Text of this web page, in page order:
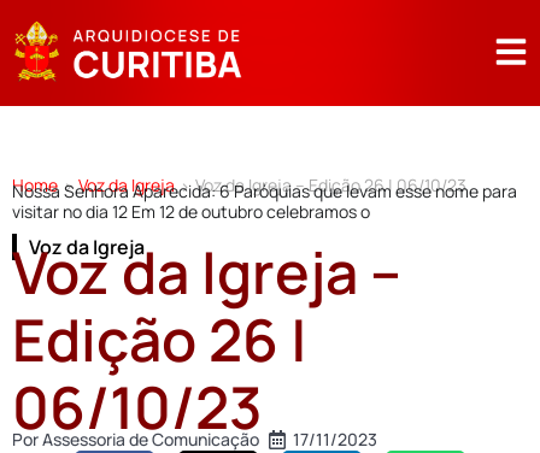
Home > Voz da Igreja > Voz da Igreja – Edição 26 | 06/10/23
Nossa Senhora Aparecida: 6 Paróquias que levam esse nome para
visitar no dia 12 Em 12 de outubro celebramos o
Voz da Igreja
Voz da Igreja –
Edição 26 |
06/10/23
PorAssessoria de Comunicação 17/11/2023